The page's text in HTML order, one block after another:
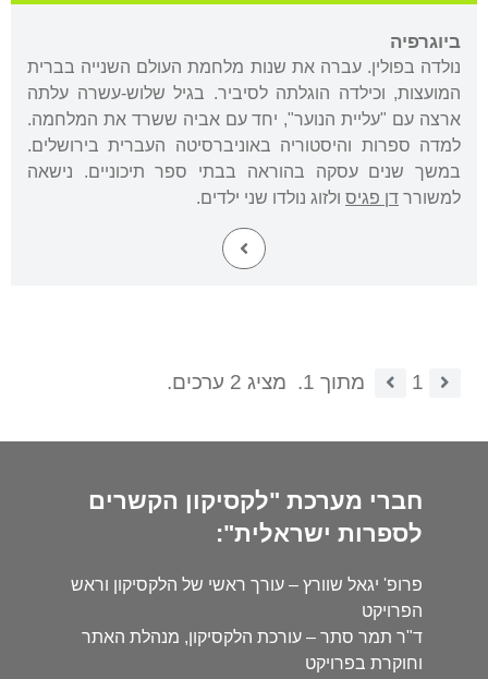
ביוגרפיה
נולדה בפולין. עברה את שנות מלחמת העולם השנייה בברית
המועצות, וכילדה הוגלתה לסיביר. בגיל שלוש-עשרה עלתה
ארצה עם "עליית הנוער", יחד עם אביה ששרד את המלחמה.
למדה ספרות והיסטוריה באוניברסיטה העברית בירושלים.
במשך שנים עסקה בהוראה בבתי ספר תיכוניים. נישאה
למשורר דן פגיס ולזוג נולדו שני ילדים.
1 מתוך 1. מציג 2 ערכים.
חברי מערכת "לקסיקון הקשרים
לספרות ישראלית":
פרופ' יגאל שוורץ – עורך ראשי של הלקסיקון וראש
הפרויקט
ד"ר תמר סתר – עורכת הלקסיקון, מנהלת האתר
וחוקרת בפרויקט